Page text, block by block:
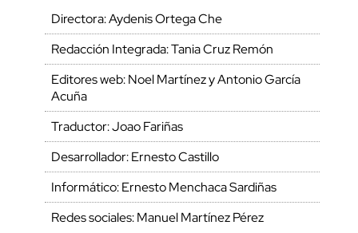
Directora: Aydenis Ortega Che
Redacción Integrada: Tania Cruz Remón
Editores web: Noel Martínez y Antonio García
Acuña
Traductor: Joao Fariñas
Desarrollador: Ernesto Castillo
Informático: Ernesto Menchaca Sardiñas
Redes sociales: Manuel Martínez Pérez